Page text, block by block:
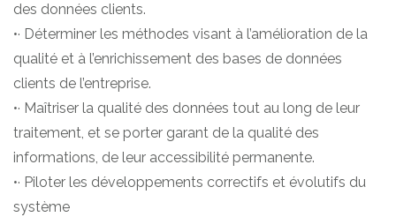
des données clients.
•· Déterminer les méthodes visant à l’amélioration de la
qualité et à l’enrichissement des bases de données
clients de l’entreprise.
•· Maîtriser la qualité des données tout au long de leur
traitement, et se porter garant de la qualité des
informations, de leur accessibilité permanente.
•· Piloter les développements correctifs et évolutifs du
système